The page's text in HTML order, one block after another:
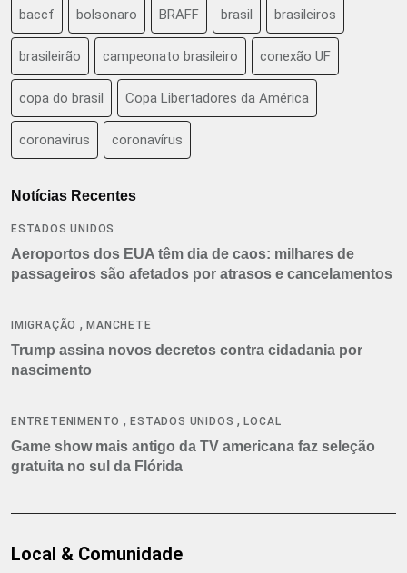
baccf bolsonaro BRAFF brasil brasileiros
brasileirão campeonato brasileiro conexão UF
copa do brasil Copa Libertadores da América
coronavirus coronavírus
Notícias Recentes
ESTADOS UNIDOS
Aeroportos dos EUA têm dia de caos: milhares de
passageiros são afetados por atrasos e cancelamentos
IMIGRAÇÃO ,MANCHETE
Trump assina novos decretos contra cidadania por
nascimento
ENTRETENIMENTO ,ESTADOS UNIDOS ,LOCAL
Game show mais antigo da TV americana faz seleção
gratuita no sul da Flórida
Local & Comunidade